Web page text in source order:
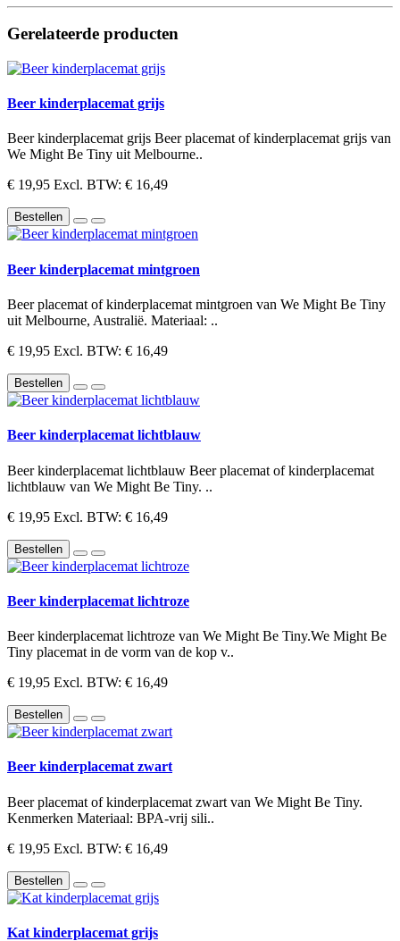
Gerelateerde producten
Beer kinderplacemat grijs
Beer kinderplacemat grijs Beer placemat of kinderplacemat grijs van
We Might Be Tiny uit Melbourne..
€ 19,95 Excl. BTW: € 16,49
Bestellen
Beer kinderplacemat mintgroen
Beer placemat of kinderplacemat mintgroen van We Might Be Tiny
uit Melbourne, Australië. Materiaal: ..
€ 19,95 Excl. BTW: € 16,49
Bestellen
Beer kinderplacemat lichtblauw
Beer kinderplacemat lichtblauw Beer placemat of kinderplacemat
lichtblauw van We Might Be Tiny. ..
€ 19,95 Excl. BTW: € 16,49
Bestellen
Beer kinderplacemat lichtroze
Beer kinderplacemat lichtroze van We Might Be Tiny.We Might Be
Tiny placemat in de vorm van de kop v..
€ 19,95 Excl. BTW: € 16,49
Bestellen
Beer kinderplacemat zwart
Beer placemat of kinderplacemat zwart van We Might Be Tiny.
Kenmerken Materiaal: BPA-vrij sili..
€ 19,95 Excl. BTW: € 16,49
Bestellen
Kat kinderplacemat grijs